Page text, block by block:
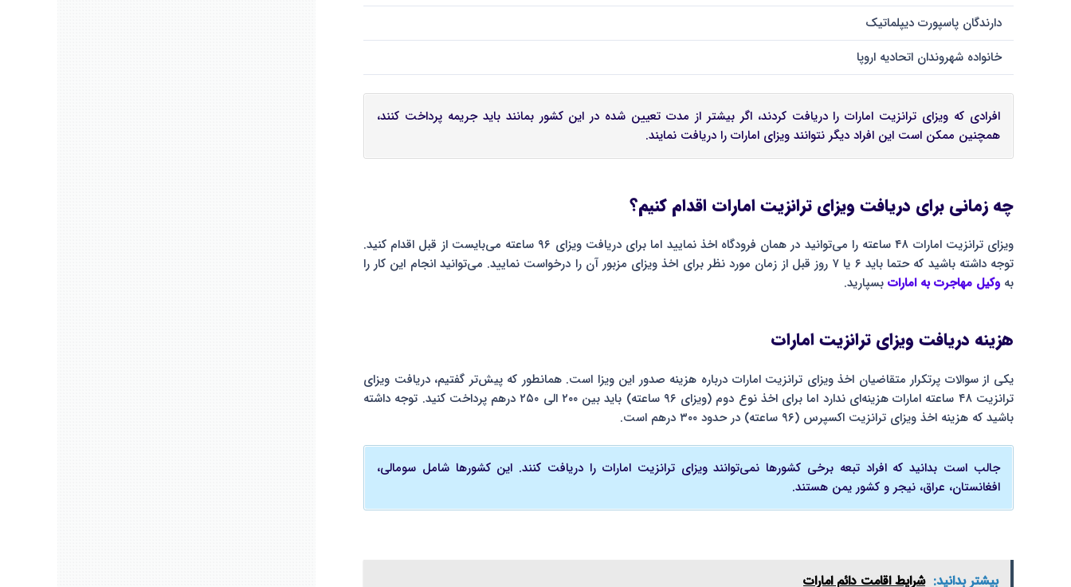
دارندگان پاسپورت دیپلماتیک
خانواده شهروندان اتحادیه اروپا
افرادی که ویزای ترانزیت امارات را دریافت کردند، اگر بیشتر از مدت تعیین شده در این کشور بمانند باید جریمه پرداخت کنند،
همچنین ممکن است این افراد دیگر نتوانند ویزای امارات را دریافت نمایند.
چه زمانی برای دریافت ویزای ترانزیت امارات اقدام کنیم؟
ویزای ترانزیت امارات ۴۸ ساعته را می‌توانید در همان فرودگاه اخذ نمایید اما برای دریافت ویزای ۹۶ ساعته می‌بایست از قبل اقدام کنید.
توجه داشته باشید که حتما باید ۶ یا ۷ روز قبل از زمان مورد نظر برای اخذ ویزای مزبور آن را درخواست نمایید. می‌توانید انجام این کار را
به وکیل مهاجرت به امارات بسپارید.
هزینه دریافت ویزای ترانزیت امارات
یکی از سوالات پرتکرار متقاضیان اخذ ویزای ترانزیت امارات درباره هزینه صدور این ویزا است. همانطور که پیش‌تر گفتیم، دریافت ویزای
ترانزیت ۴۸ ساعته امارات هزینه‌ای ندارد اما برای اخذ نوع دوم (ویزای ۹۶ ساعته) باید بین ۲۰۰ الی ۲۵۰ درهم پرداخت کنید. توجه داشته
باشید که هزینه اخذ ویزای ترانزیت اکسپرس (۹۶ ساعته) در حدود ۳۰۰ درهم است.
جالب است بدانید که افراد تبعه برخی کشورها نمی‌توانند ویزای ترانزیت امارات را دریافت کنند. این کشورها شامل سومالی،
افغانستان، عراق، نیجر و کشور یمن هستند.
بیشتر بدانید: شرایط اقامت دائم امارات